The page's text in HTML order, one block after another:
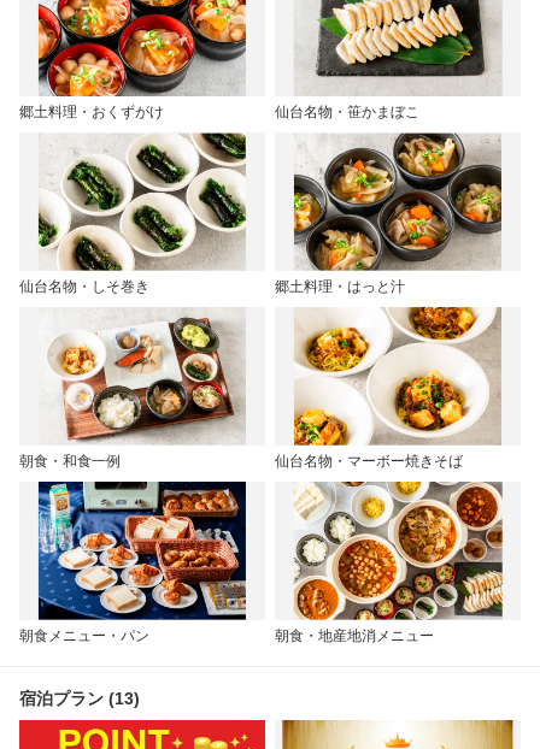
郷土料理・おくずがけ 仙台名物・笹かまぼこ
仙台名物・しそ巻き 郷土料理・はっと汁
朝食・和食一例 仙台名物・マーボー焼きそば
朝食メニュー・パン 朝食・地産地消メニュー
宿泊プラン (13)